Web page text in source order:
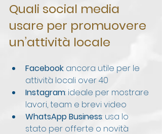
Quali social media
usare per promuovere
un’attività locale
Facebook: ancora utile per le
attività locali over 40
Instagram: ideale per mostrare
lavori, team e brevi video
WhatsApp Business: usa lo
stato per offerte o novità